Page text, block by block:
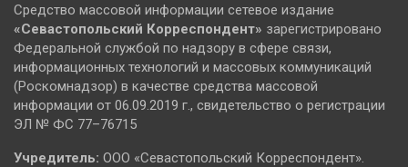
Средство массовой информации сетевое издание
«Севастопольский Корреспондент» зарегистрировано
Федеральной службой по надзору в сфере связи,
информационных технологий и массовых коммуникаций
(Роскомнадзор) в качестве средства массовой
информации от 06.09.2019 г., свидетельство о регистрации
ЭЛ № ФС 77–76715
Учредитель: ООО «Севастопольский Корреспондент».